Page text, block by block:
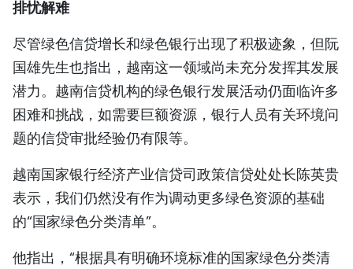
排忧解难
尽管绿色信贷增长和绿色银行出现了积极迹象，但阮
国雄先生也指出，越南这一领域尚未充分发挥其发展
潜力。越南信贷机构的绿色银行发展活动仍面临许多
困难和挑战，如需要巨额资源，银行人员有关环境问
题的信贷审批经验仍有限等。
越南国家银行经济产业信贷司政策信贷处处长陈英贵
表示，我们仍然没有作为调动更多绿色资源的基础
的“国家绿色分类清单”。
他指出，“根据具有明确环境标准的国家绿色分类清